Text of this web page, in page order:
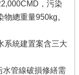
，污染
總重量950kg。
系統建置案含三大
水管線破損修繕需